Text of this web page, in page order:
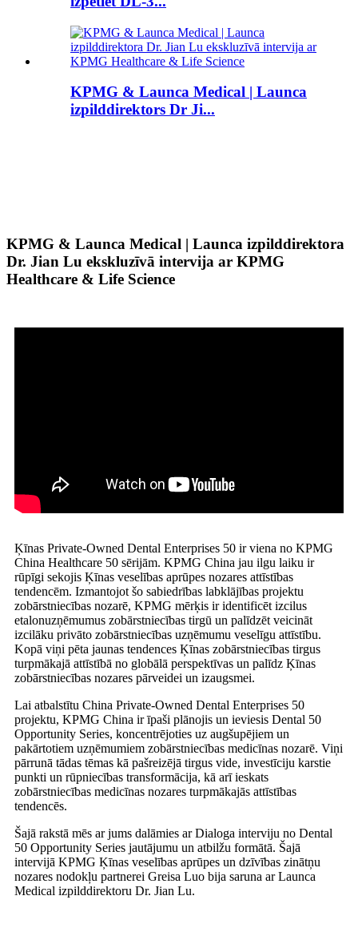
KPMG & Launca Medical | Launca
izpilddirektors Dr Ji...
KPMG & Launca Medical | Launca izpilddirektora
Dr. Jian Lu ekskluzīvā intervija ar KPMG
Healthcare & Life Science
Ķīnas Private-Owned Dental Enterprises 50 ir viena no KPMG
China Healthcare 50 sērijām. KPMG China jau ilgu laiku ir
rūpīgi sekojis Ķīnas veselības aprūpes nozares attīstības
tendencēm. Izmantojot šo sabiedrības labklājības projektu
zobārstniecības nozarē, KPMG mērķis ir identificēt izcilus
etalonuzņēmumus zobārstniecības tirgū un palīdzēt veicināt
izcilāku privāto zobārstniecības uzņēmumu veselīgu attīstību.
Kopā viņi pēta jaunas tendences Ķīnas zobārstniecības tirgus
turpmākajā attīstībā no globālā perspektīvas un palīdz Ķīnas
zobārstniecības nozares pārveidei un izaugsmei.
Lai atbalstītu China Private-Owned Dental Enterprises 50
projektu, KPMG China ir īpaši plānojis un ieviesis Dental 50
Opportunity Series, koncentrējoties uz augšupējiem un
pakārtotiem uzņēmumiem zobārstniecības medicīnas nozarē. Viņi
pārrunā tādas tēmas kā pašreizējā tirgus vide, investīciju karstie
punkti un rūpniecības transformācija, kā arī ieskats
zobārstniecības medicīnas nozares turpmākajās attīstības
tendencēs.
Šajā rakstā mēs ar jums dalāmies ar Dialoga interviju no Dental
50 Opportunity Series jautājumu un atbilžu formātā. Šajā
intervijā KPMG Ķīnas veselības aprūpes un dzīvības zinātņu
nozares nodokļu partnerei Greisa Luo bija saruna ar Launca
Medical izpilddirektoru Dr. Jian Lu.